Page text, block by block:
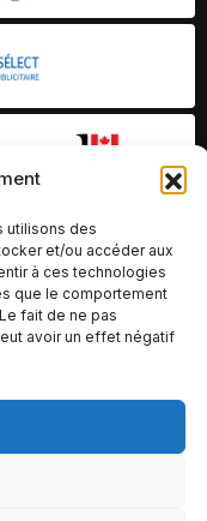
utilisons des
et/ou accéder aux
à ces technologies
que le comportement
fait de ne pas
avoir un effet négatif
par Chameleon Ideas